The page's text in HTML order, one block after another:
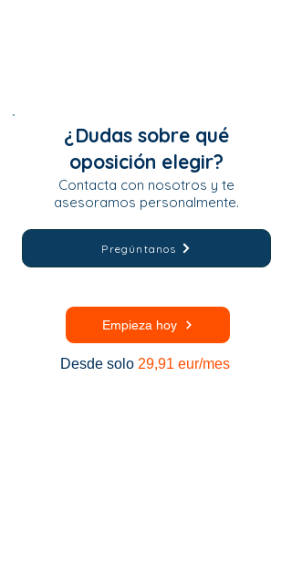
¿Dudas sobre qué
oposición elegir?
Contacta con nosotros y te
asesoramos personalmente.
Pregúntanos
Empieza hoy
Desde solo 29,91 eur/mes